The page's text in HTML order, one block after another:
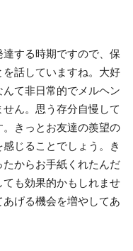
する時期ですので、保
話していますね。大好
て非日常的でメルヘン
ん。思う存分自慢して
きっとお友達の羨望の
じることでしょう。き
からお手紙くれたんだ
も効果的かもしれませ
げる機会を増やしてあ